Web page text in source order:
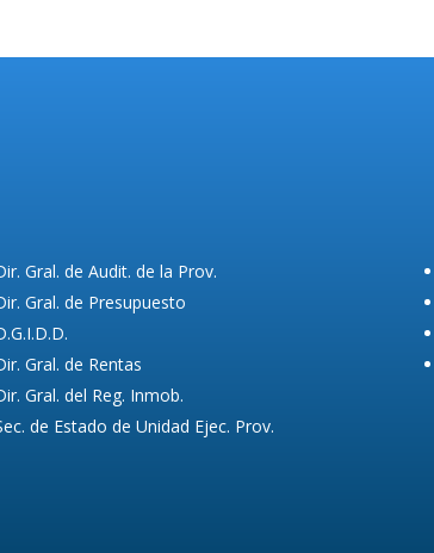
Gral. de Audit. de la Prov.
Gral. de Presupuesto
Gral. de Rentas
Gral. del Reg. Inmob.
de Estado de Unidad Ejec. Prov.